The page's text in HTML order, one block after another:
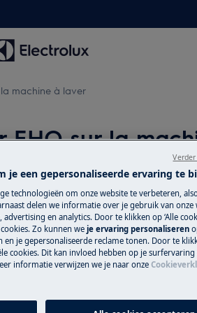
machine à laver
EHO sur la
Réparation par
Fixez un rendez-
qualifiés
qualités
Réserver une
je een gepersonaliseerde ervaring te
technologieën om onze website te verbeteren,
delen we informatie over je gebruik van onze
en analytics. Door te klikken op ‘Alle
Zo kunnen weje ervaring personaliseren
je gepersonaliseerde reclame tonen. Door te
cookies. Dit kan invloed hebben op je
informatie verwijzen we je naar onze